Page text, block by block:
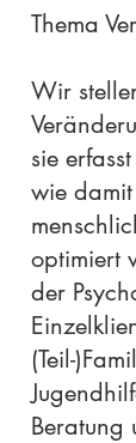
Thema
Wir
sie
wie damit
optimiert
der
(Teil-
Beratung